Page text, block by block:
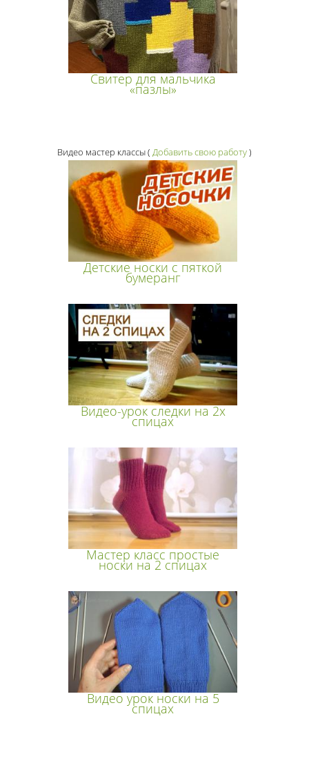
Свитер для мальчика
«пазлы»
Видео мастер классы( Добавить свою работу)
Детские носки с пяткой
бумеранг
Видео-урок следки на 2х
спицах
Мастер класс простые
носки на 2 спицах
Видео урок носки на 5
спицах